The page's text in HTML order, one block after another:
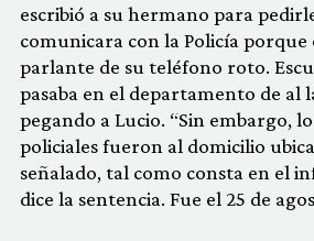
escribió a su hermano para
comunicara con la Policía porque
parlante de su teléfono roto.
pasaba en el departamento de al
pegando a Lucio. “Sin embargo,
policiales fueron al domicilio
señalado, tal como consta en el
dice la sentencia. Fue el 25 de